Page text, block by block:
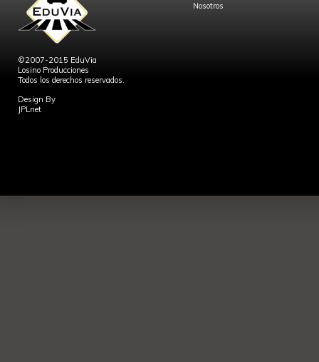
©2007-2015 EduVia
Losino Producciones
Todos los derechos reservados.
Design By
JPLnet
Nosotros